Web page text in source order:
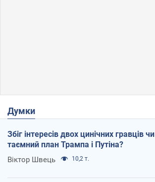
Думки
Збіг інтересів двох цинічних гравців чи
таємний план Трампа і Путіна?
Віктор Швець 10,2 т.